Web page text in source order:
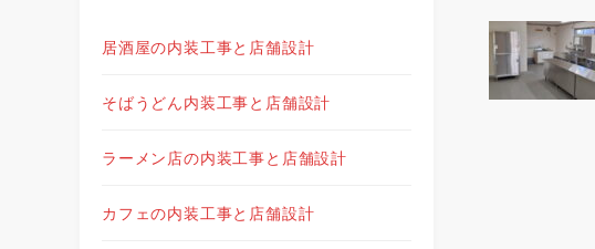
居酒屋の内装工事と店舗設計
そばうどん内装工事と店舗設計
ラーメン店の内装工事と店舗設計
カフェの内装工事と店舗設計